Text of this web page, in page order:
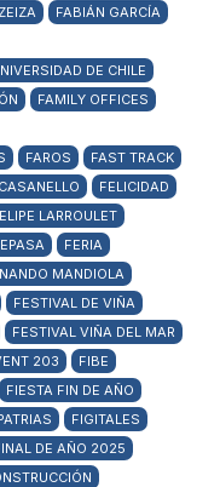
FABIÁN GARCÍA
DE CHILE
FAMILY OFFICES
FAROS
FAST TRACK
FELICIDAD
LARROULET
FERIA
MANDIOLA
FESTIVAL DE VIÑA
FESTIVAL VIÑA DEL MAR
203
FIBE
FIESTA FIN DE AÑO
FIGITALES
DE AÑO 2025